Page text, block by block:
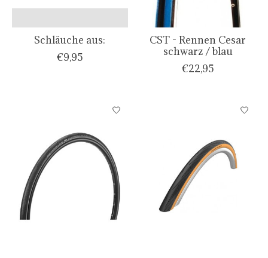
Schläuche aus:
€9,95
CST - Rennen Cesar
schwarz / blau
€22,95